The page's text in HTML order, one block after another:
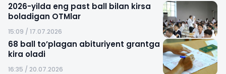
2026-yilda eng past ball bilan kirsa
boladigan OTMlar
15:09 / 17.07.2026
68 ball to’plagan abituriyent grantga
kira oladi
16:35 / 20.07.2026